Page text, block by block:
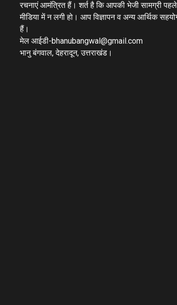
रचनाएं आमंत्रित हैं। शर्त है कि आपकी भेजी सामग्री
मीडिया में न लगी हो। आप विज्ञापन व अन्य आर्थिक
हैं।
मेल आईडी-bhanubangwal@gmail.com
भानु बंगवाल, देहरादून, उत्तराखंड।